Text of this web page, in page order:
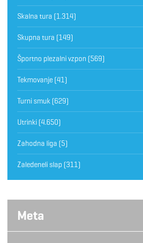
Skalna tura (1.314)
Skupna tura (149)
Športno plezalni vzpon (569)
Tekmovanje (41)
Turni smuk (629)
Utrinki (4.650)
Zahodna liga (5)
Zaledeneli slap (311)
Meta